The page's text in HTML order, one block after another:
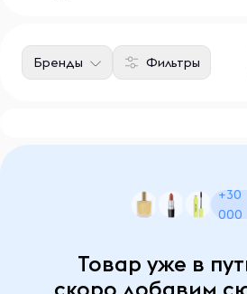
Фильтры
Бренды
+30
000
Товар уже в
скоро добавим